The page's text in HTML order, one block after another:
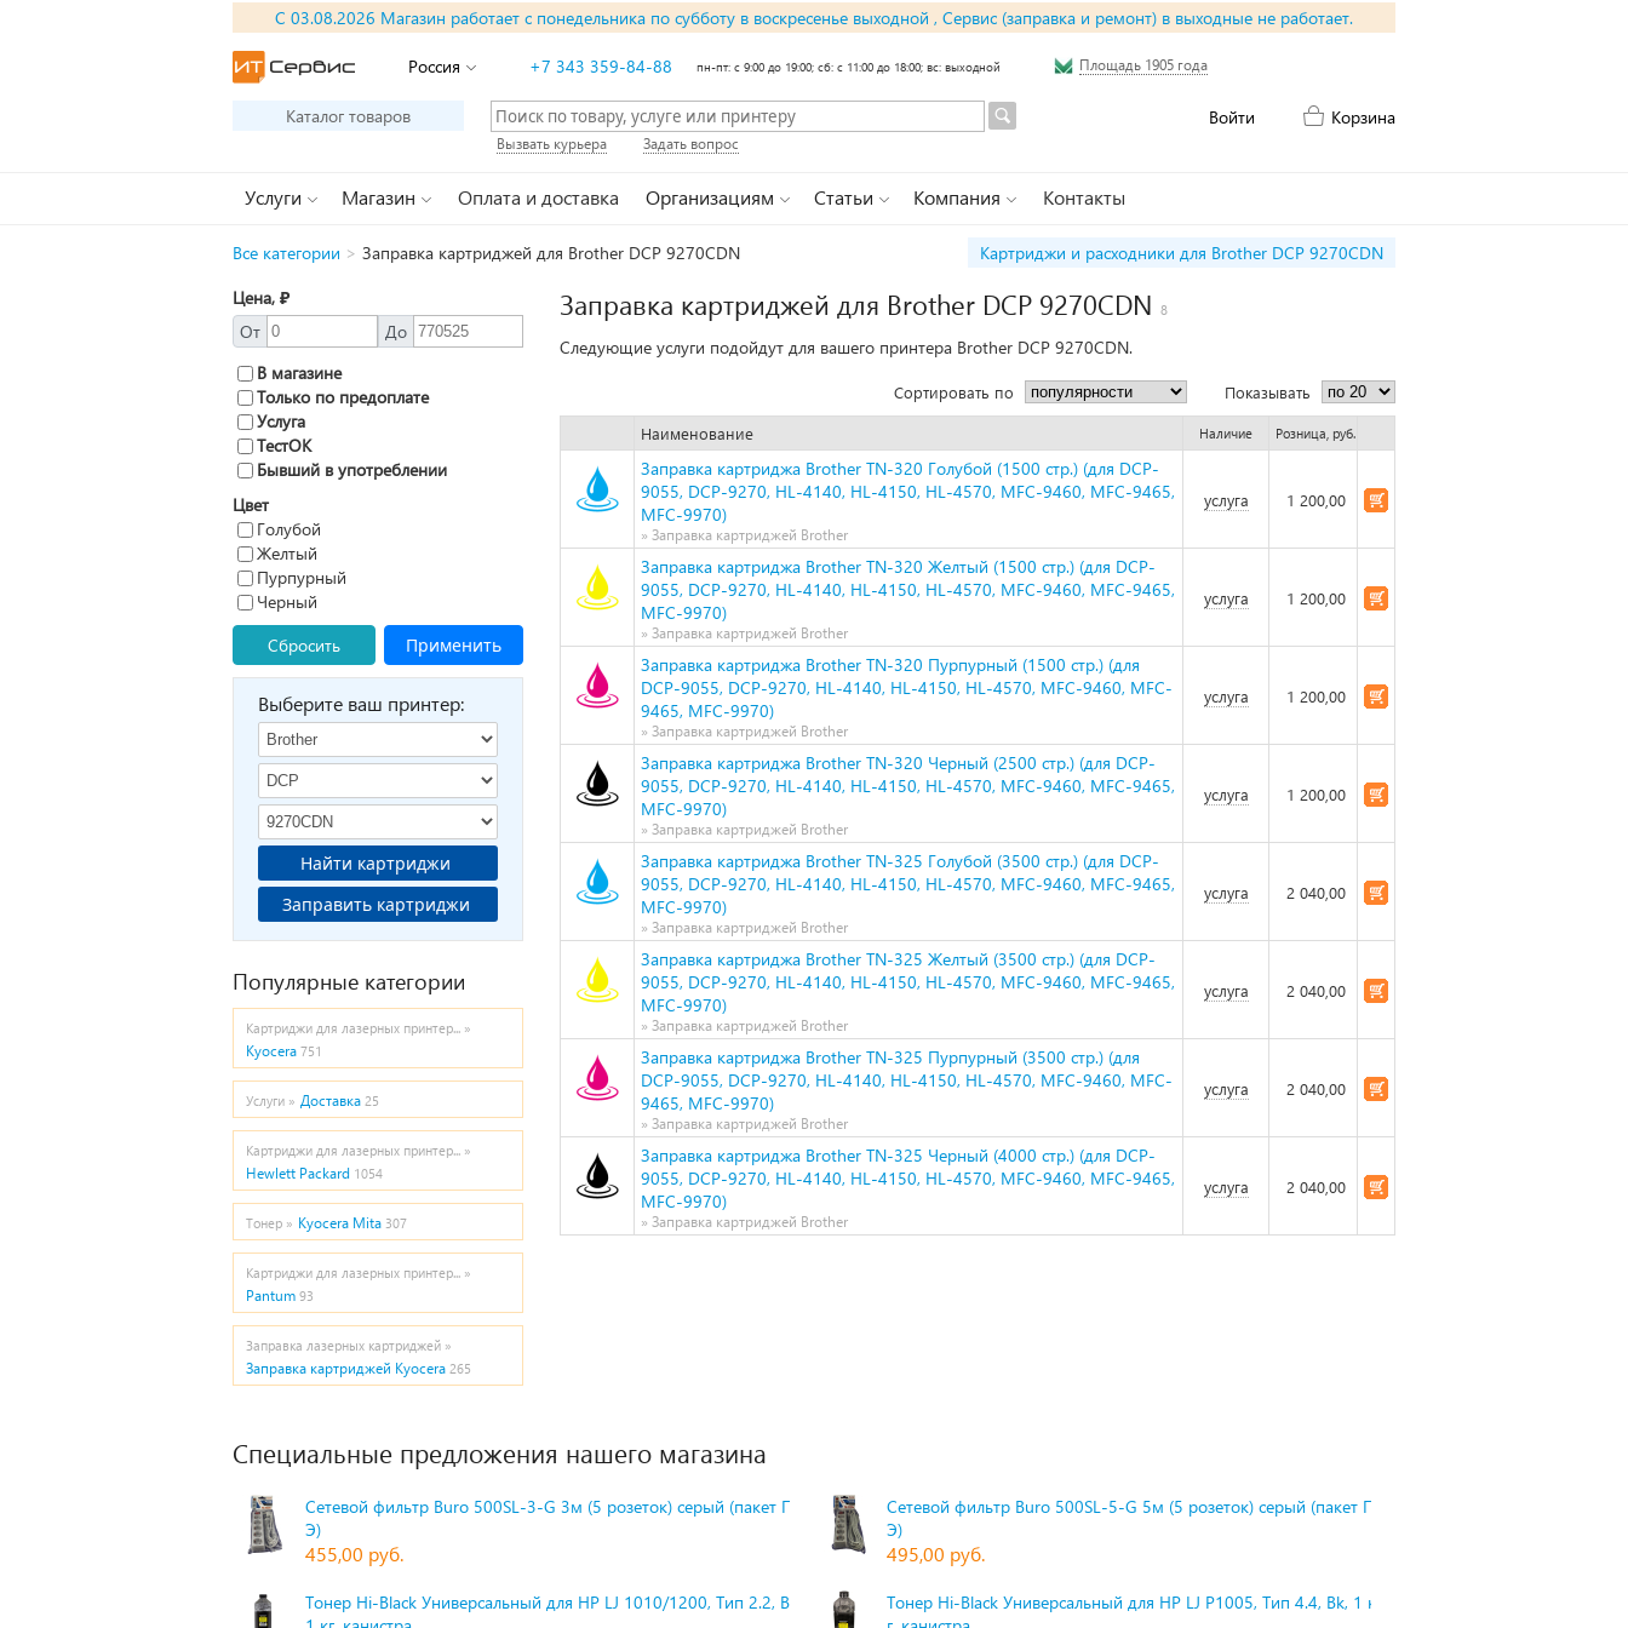
С 03.08.2026 Магазин работает с понедельника по субботу в воскресенье выходной , Сервис (заправка и ремонт) в выходные не работает.
Россия +7 343 359-84-88 пн-пт: с 9:00 до 19:00; сб: с 11:00 до 18:00; вс: выходной Площадь 1905 года
Каталог товаров Войти Корзина
Вызвать курьера Задать вопрос
Услуги Магазин Оплата и доставка Организациям Статьи Компания Контакты
Все категории > Заправка картриджей для Brother DCP 9270CDN
Картриджи и расходники для Brother DCP 9270CDN
Цена, ₽
От
До
В магазине
Только по предоплате
Услуга
ТестОК
Бывший в употреблении
Цвет
Голубой
Желтый
Пурпурный
Черный
Сбросить
Применить
Выберите ваш принтер:
Найти картриджи
Заправить картриджи
Популярные категории
Картриджи для лазерных принтер... »
Kyocera 751
Услуги » Доставка 25
Картриджи для лазерных принтер... »
Hewlett Packard 1054
Тонер » Kyocera Mita 307
Картриджи для лазерных принтер... »
Pantum 93
Заправка лазерных картриджей »
Заправка картриджей Kyocera 265
Заправка картриджей для Brother DCP 9270CDN 8
Следующие услуги подойдут для вашего принтера Brother DCP 9270CDN.
Сортировать по Показывать
Наименование Наличие Розница, руб.
Заправка картриджа Brother TN-320 Голубой (1500 стр.) (для DCP-
9055, DCP-9270, HL-4140, HL-4150, HL-4570, MFC-9460, MFC-9465,
MFC-9970)
» Заправка картриджей Brother
услуга 1 200,00
Заправка картриджа Brother TN-320 Желтый (1500 стр.) (для DCP-
9055, DCP-9270, HL-4140, HL-4150, HL-4570, MFC-9460, MFC-9465,
MFC-9970)
» Заправка картриджей Brother
услуга 1 200,00
Заправка картриджа Brother TN-320 Пурпурный (1500 стр.) (для
DCP-9055, DCP-9270, HL-4140, HL-4150, HL-4570, MFC-9460, MFC-
9465, MFC-9970)
» Заправка картриджей Brother
услуга 1 200,00
Заправка картриджа Brother TN-320 Черный (2500 стр.) (для DCP-
9055, DCP-9270, HL-4140, HL-4150, HL-4570, MFC-9460, MFC-9465,
MFC-9970)
» Заправка картриджей Brother
услуга 1 200,00
Заправка картриджа Brother TN-325 Голубой (3500 стр.) (для DCP-
9055, DCP-9270, HL-4140, HL-4150, HL-4570, MFC-9460, MFC-9465,
MFC-9970)
» Заправка картриджей Brother
услуга 2 040,00
Заправка картриджа Brother TN-325 Желтый (3500 стр.) (для DCP-
9055, DCP-9270, HL-4140, HL-4150, HL-4570, MFC-9460, MFC-9465,
MFC-9970)
» Заправка картриджей Brother
услуга 2 040,00
Заправка картриджа Brother TN-325 Пурпурный (3500 стр.) (для
DCP-9055, DCP-9270, HL-4140, HL-4150, HL-4570, MFC-9460, MFC-
9465, MFC-9970)
» Заправка картриджей Brother
услуга 2 040,00
Заправка картриджа Brother TN-325 Черный (4000 стр.) (для DCP-
9055, DCP-9270, HL-4140, HL-4150, HL-4570, MFC-9460, MFC-9465,
MFC-9970)
» Заправка картриджей Brother
услуга 2 040,00
Специальные предложения нашего магазина
Сетевой фильтр Buro 500SL-3-G 3м (5 розеток) серый (пакет П
Э)
455,00 руб.
Сетевой фильтр Buro 500SL-5-G 5м (5 розеток) серый (пакет П
Э)
495,00 руб.
Тонер Hi-Black Универсальный для HP LJ 1010/1200, Тип 2.2, Bk,
Тонер Hi-Black Универсальный для HP LJ P1005, Тип 4.4, Bk, 1 к